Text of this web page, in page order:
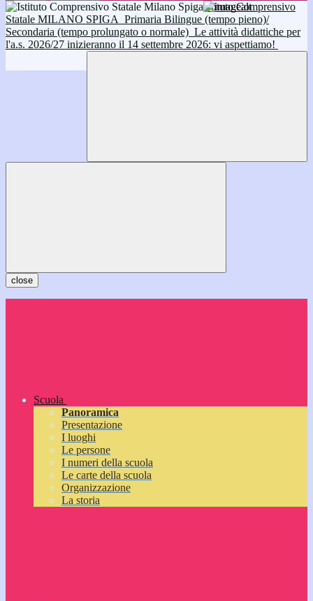
Istituto Comprensivo
Statale MILANO SPIGA Primaria Bilingue (tempo pieno)/
Secondaria (tempo prolungato o normale) Le attività didattiche per
l'a.s. 2026/27 inizieranno il 14 settembre 2026: vi aspettiamo!
close
Scuola
Panoramica
Presentazione
I luoghi
Le persone
I numeri della scuola
Le carte della scuola
Organizzazione
La storia